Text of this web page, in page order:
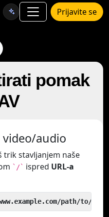
Prijavite se
pomak
video/audio
trik stavljanjem naše
`/` ispred URL-a
path/to/